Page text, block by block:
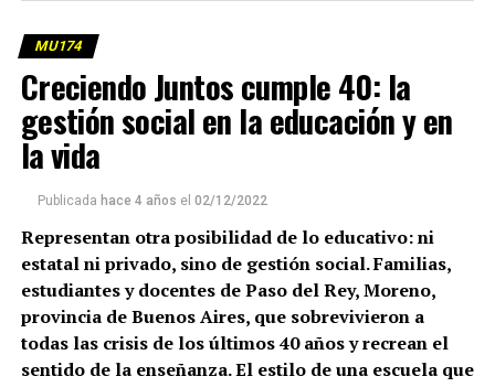
MU174
Creciendo Juntos cumple 40: la
gestión social en la educación y en
la vida
Publicada hace 4 años el 02/12/2022
Representan otra posibilidad de lo educativo: ni
estatal ni privado, sino de gestión social. Familias,
estudiantes y docentes de Paso del Rey, Moreno,
provincia de Buenos Aires, que sobrevivieron a
todas las crisis de los últimos 40 años y recrean el
sentido de la enseñanza. El estilo de una escuela que